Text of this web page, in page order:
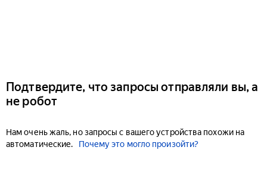
Подтвердите, что запросы отправляли вы, а
не робот
Нам очень жаль, но запросы с вашего устройства похожи на
автоматические.
Почему это могло произойти?